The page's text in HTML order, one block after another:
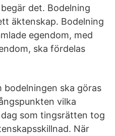
det. Bodelning
äktenskap. Bodelning
egendom, med
ska fördelas
bodelningen ska göras
vilka
som tingsrätten tog
När